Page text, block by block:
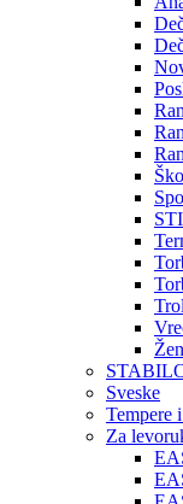
Sveske
Tempere
Za